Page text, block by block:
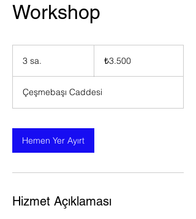
Workshop
3 sa.
.
Türk
lirası₺3.500
Çeşmebaşı Caddesi
Hemen Yer Ayırt
Hizmet Açıklaması